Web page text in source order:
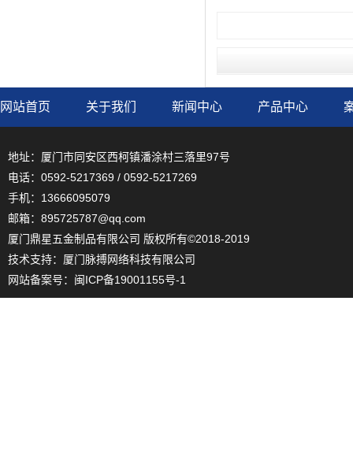
网站首页 关于我们 新闻中心 产品中心
地址：厦门市同安区西柯镇潘涂村三落里97号
电话：0592-5217369 / 0592-5217269
手机：13666095079
邮箱：895725787@qq.com
厦门鼎星五金制品有限公司 版权所有©2018-2019
技术支持： 厦门脉搏网络科技有限公司
网站备案号： 闽ICP备19001155号-1